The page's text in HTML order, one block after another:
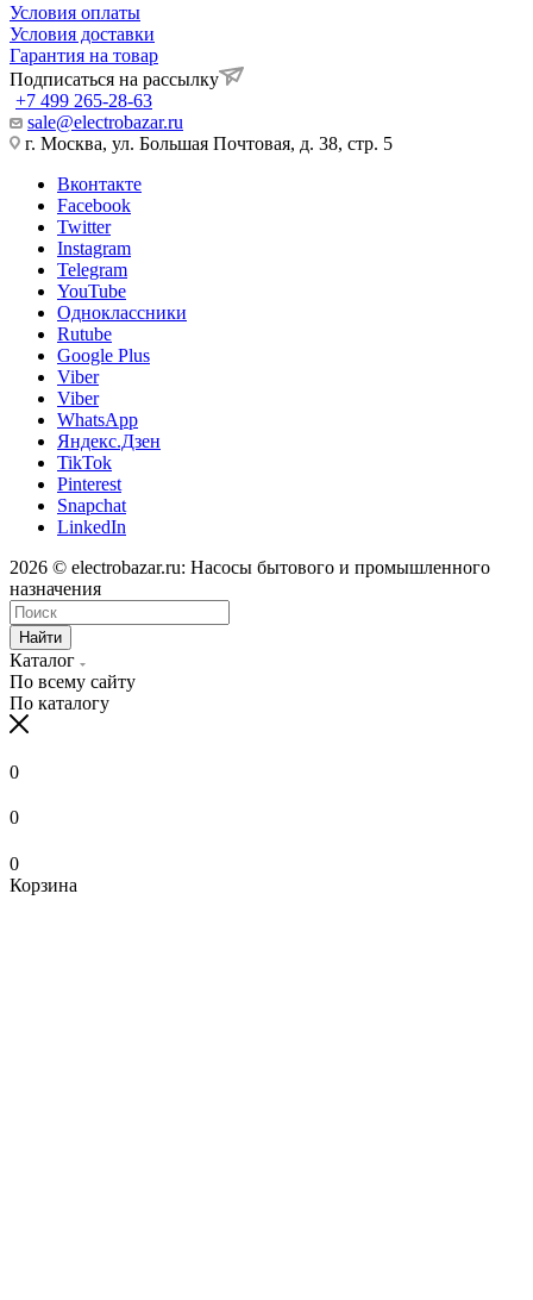
Условия оплаты
Условия доставки
Гарантия на товар
Подписаться на рассылку
+7 499 265-28-63
sale@electrobazar.ru
г. Москва, ул. Большая Почтовая, д. 38, стр. 5
Вконтакте
Facebook
Twitter
Instagram
Telegram
YouTube
Одноклассники
Rutube
Google Plus
Viber
Viber
WhatsApp
Яндекс.Дзен
TikTok
Pinterest
Snapchat
LinkedIn
2026 © electrobazar.ru: Насосы бытового и промышленного
назначения
Найти
Каталог
По всему сайту
По каталогу
0
0
0
Корзина